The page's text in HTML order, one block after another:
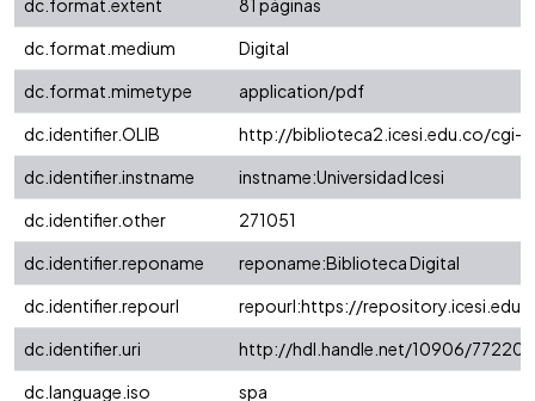
dc.format.extent
81 páginas
dc.format.medium
Digital
dc.format.mimetype
application/pdf
dc.identifier.OLIB
http://biblioteca2.icesi.edu.co/cgi-
dc.identifier.instname
instname:Universidad Icesi
dc.identifier.other
271051
dc.identifier.reponame
reponame:Biblioteca Digital
dc.identifier.repourl
repourl:https://
dc.identifier.uri
http://hdl.handle.net/10906/77220
dc.language.iso
spa